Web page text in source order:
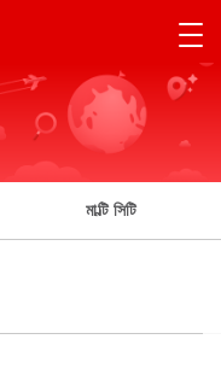
মাল্টি সিটি